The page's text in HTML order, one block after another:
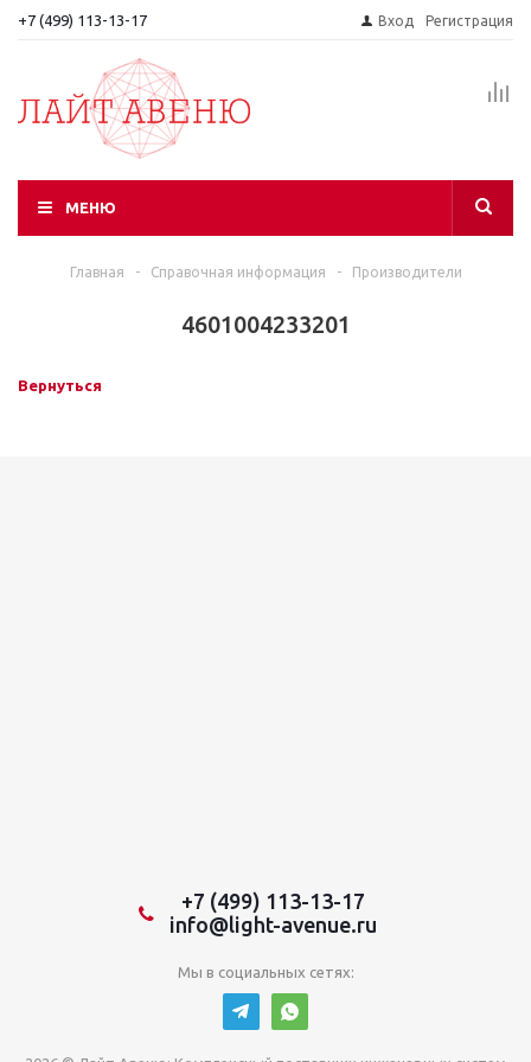
+7 (499) 113-13-17 Вход Регистрация
МЕНЮ
Главная - Справочная информация - Производители
4601004233201
Вернуться
+7 (499) 113-13-17
info@light-avenue.ru
Мы в социальных сетях: